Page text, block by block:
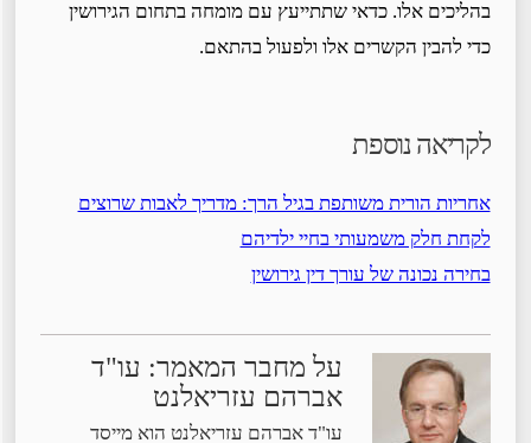
בהליכים אלו. כדאי שתתייעץ עם מומחה בתחום הגירושין
כדי להבין הקשרים אלו ולפעול בהתאם.
לקריאה נוספת
אחריות הורית משותפת בגיל הרך: מדריך לאבות שרוצים
לקחת חלק משמעותי בחיי ילדיהם
בחירה נכונה של עורך דין גירושין
על מחבר המאמר: עו"ד
אברהם עזריאלנט
עו"ד אברהם עזריאלנט הוא מייסד